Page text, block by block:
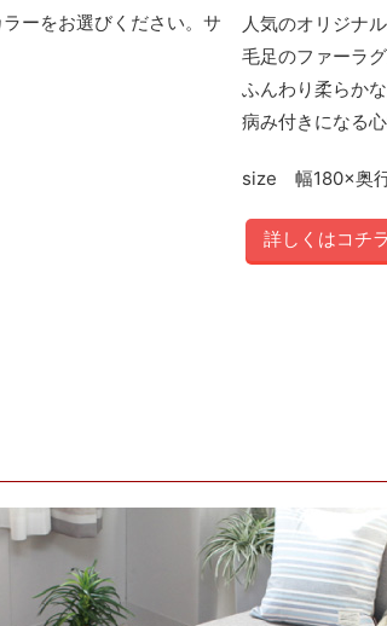
ーをお選びください。サ
人気のオリジナ
毛足のファーラグ
ふんわり柔らか
病み付きになる心
size 幅180×奥
詳しくはコチラ